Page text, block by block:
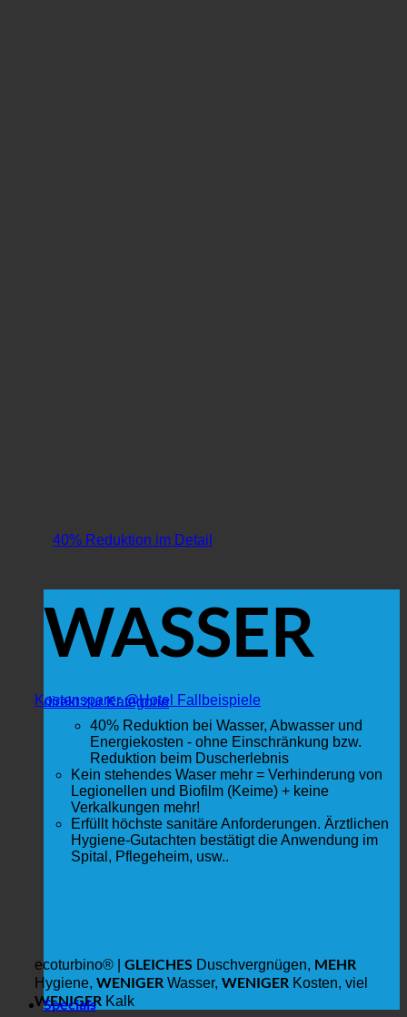
40% Reduktion im Detail
WASSER
direkt zur Kategorie
Kostensparer @Hotel Fallbeispiele
40% Reduktion bei Wasser, Abwasser und
Energiekosten - ohne Einschränkung bzw.
Reduktion beim Duscherlebnis
Kein stehendes Waser mehr = Verhinderung von
Legionellen und Biofilm (Keime) + keine
Verkalkungen mehr!
Erfüllt höchste sanitäre Anforderungen. Ärztlichen
Hygiene-Gutachten bestätigt die Anwendung im
Spital, Pflegeheim, usw..
ecoturbino® | GLEICHES Duschvergnügen, MEHR
Hygiene, WENIGER Wasser, WENIGER Kosten, viel
WENIGER Kalk
Specials